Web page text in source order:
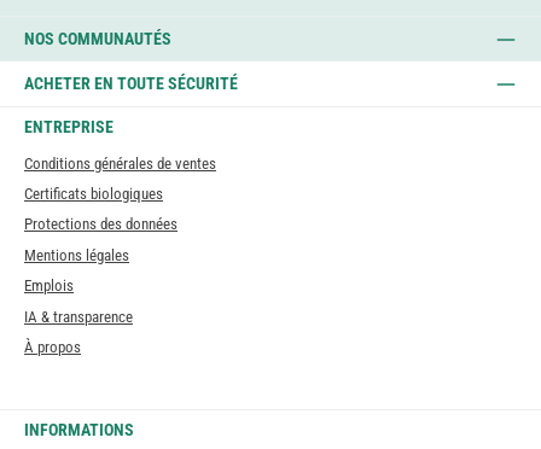
NOS COMMUNAUTÉS
ACHETER EN TOUTE SÉCURITÉ
ENTREPRISE
Conditions générales de ventes
Certificats biologiques
Protections des données
Mentions légales
Emplois
IA & transparence
À propos
INFORMATIONS